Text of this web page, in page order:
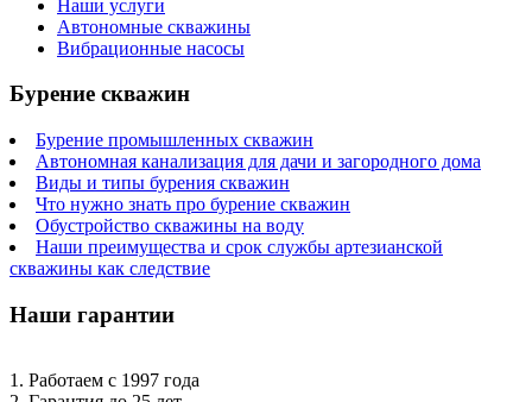
Наши услуги
Автономные скважины
Вибрационные насосы
Бурение скважин
Бурение промышленных скважин
Автономная канализация для дачи и загородного дома
Виды и типы бурения скважин
Что нужно знать про бурение скважин
Обустройство скважины на воду
Наши преимущества и срок службы артезианской
скважины как следствие
Наши гарантии
1. Работаем с 1997 года